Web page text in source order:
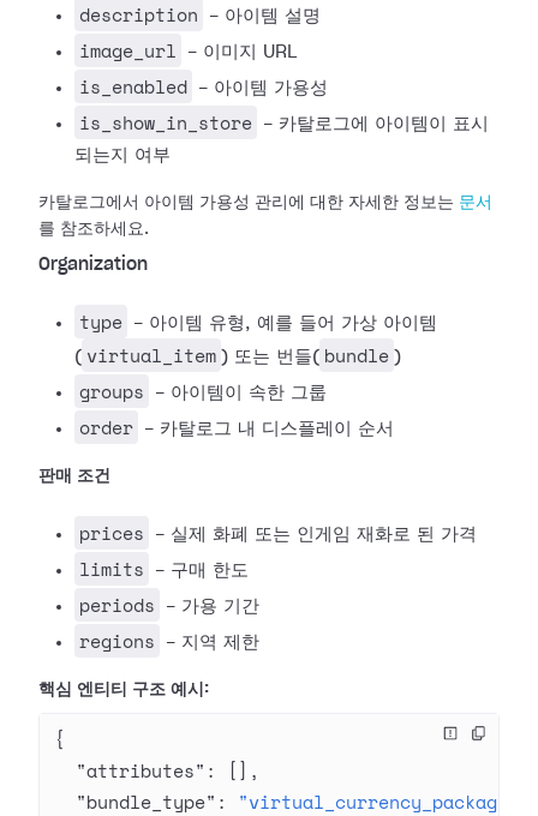
description - 아이템 설명
image_url - 이미지 URL
is_enabled - 아이템 가용성
is_show_in_store
- 카탈로그에 아이템이 표시
되는지 여부
카탈로그에서 아이템 가용성 관리에 대한 자세한 정보는 문서
를 참조하세요.
Organization
type
- 아이템 유형, 예를 들어 가상 아이템
( virtual_item ) 또는 번들( bundle )
groups - 아이템이 속한 그룹
order - 카탈로그 내 디스플레이 순서
판매 조건
prices - 실제 화폐 또는 인게임 재화로 된 가격
limits - 구매 한도
periods - 가용 기간
regions - 지역 제한
핵심 엔티티 구조 예시:
{
  "attributes"
: [],
  "bundle_type"
: "virtual_currency_package"